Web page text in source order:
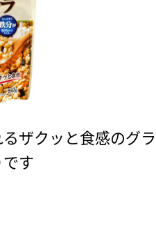
ザクッと食感のグラ
す